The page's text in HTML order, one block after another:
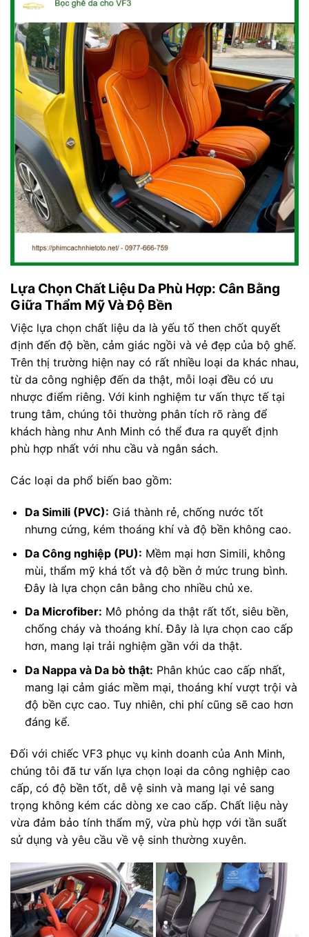
Lựa Chọn Chất Liệu Da Phù Hợp: Cân Bằng
Giữa Thẩm Mỹ Và Độ Bền
Việc lựa chọn chất liệu da là yếu tố then chốt quyết
định đến độ bền, cảm giác ngồi và vẻ đẹp của bộ ghế.
Trên thị trường hiện nay có rất nhiều loại da khác nhau,
từ da công nghiệp đến da thật, mỗi loại đều có ưu
nhược điểm riêng. Với kinh nghiệm tư vấn thực tế tại
trung tâm, chúng tôi thường phân tích rõ ràng để
khách hàng như Anh Minh có thể đưa ra quyết định
phù hợp nhất với nhu cầu và ngân sách.
Các loại da phổ biến bao gồm:
Da Simili (PVC): Giá thành rẻ, chống nước tốt
nhưng cứng, kém thoáng khí và độ bền không cao.
Da Công nghiệp (PU): Mềm mại hơn Simili, không
mùi, thẩm mỹ khá tốt và độ bền ở mức trung bình.
Đây là lựa chọn cân bằng cho nhiều chủ xe.
Da Microfiber: Mô phỏng da thật rất tốt, siêu bền,
chống cháy và thoáng khí. Đây là lựa chọn cao cấp
hơn, mang lại trải nghiệm gần với da thật.
Da Nappa và Da bò thật: Phân khúc cao cấp nhất,
mang lại cảm giác mềm mại, thoáng khí vượt trội và
độ bền cực cao. Tuy nhiên, chi phí cũng sẽ cao hơn
đáng kể.
Đối với chiếc VF3 phục vụ kinh doanh của Anh Minh,
chúng tôi đã tư vấn lựa chọn loại da công nghiệp cao
cấp, có độ bền tốt, dễ vệ sinh và mang lại vẻ sang
trọng không kém các dòng xe cao cấp. Chất liệu này
vừa đảm bảo tính thẩm mỹ, vừa phù hợp với tần suất
sử dụng và yêu cầu về vệ sinh thường xuyên.